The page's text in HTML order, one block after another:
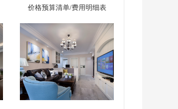
价格预算清单/费用明细表